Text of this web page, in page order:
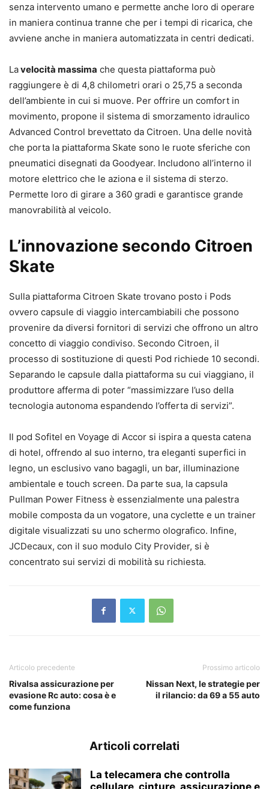
senza intervento umano e permette anche loro di operare
in maniera continua tranne che per i tempi di ricarica, che
avviene anche in maniera automatizzata in centri dedicati.
Lavelocità massima che questa piattaforma può
raggiungere è di 4,8 chilometri orari o 25,75 a seconda
dell’ambiente in cui si muove. Per offrire un comfort in
movimento, propone il sistema di smorzamento idraulico
Advanced Control brevettato da Citroen. Una delle novità
che porta la piattaforma Skate sono le ruote sferiche con
pneumatici disegnati da Goodyear. Includono all’interno il
motore elettrico che le aziona e il sistema di sterzo.
Permette loro di girare a 360 gradi e garantisce grande
manovrabilità al veicolo.
L’innovazione secondo Citroen
Skate
Sulla piattaforma Citroen Skate trovano posto i Pods
ovvero capsule di viaggio intercambiabili che possono
provenire da diversi fornitori di servizi che offrono un altro
concetto di viaggio condiviso. Secondo Citroen, il
processo di sostituzione di questi Pod richiede 10 secondi.
Separando le capsule dalla piattaforma su cui viaggiano, il
produttore afferma di poter “massimizzare l’uso della
tecnologia autonoma espandendo l’offerta di servizi”.
Il pod Sofitel en Voyage di Accor si ispira a questa catena
di hotel, offrendo al suo interno, tra eleganti superfici in
legno, un esclusivo vano bagagli, un bar, illuminazione
ambientale e touch screen. Da parte sua, la capsula
Pullman Power Fitness è essenzialmente una palestra
mobile composta da un vogatore, una cyclette e un trainer
digitale visualizzati su uno schermo olografico. Infine,
JCDecaux, con il suo modulo City Provider, si è
concentrato sui servizi di mobilità su richiesta.
Articolo precedente
Rivalsa assicurazione per
evasione Rc auto: cosa è e
come funziona
Prossimo articolo
Nissan Next, le strategie per
il rilancio: da 69 a 55 auto
Articoli correlati
La telecamera che controlla
cellulare, cinture, assicurazione e